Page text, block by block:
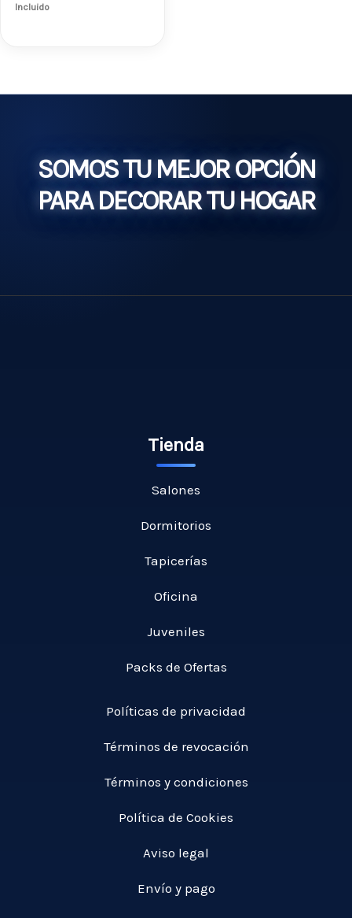
Incluido
SOMOS TU MEJOR OPCIÓN
PARA DECORAR TU HOGAR
Tienda
Salones
Dormitorios
Tapicerías
Oficina
Juveniles
Packs de Ofertas
Políticas de privacidad
Términos de revocación
Términos y condiciones
Política de Cookies
Aviso legal
Envío y pago